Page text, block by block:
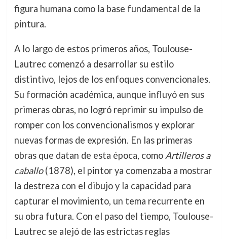
figura humana como la base fundamental de la
pintura.
A lo largo de estos primeros años, Toulouse-
Lautrec comenzó a desarrollar su estilo
distintivo, lejos de los enfoques convencionales.
Su formación académica, aunque influyó en sus
primeras obras, no logró reprimir su impulso de
romper con los convencionalismos y explorar
nuevas formas de expresión. En las primeras
obras que datan de esta época, como Artilleros a
caballo(1878), el pintor ya comenzaba a mostrar
la destreza con el dibujo y la capacidad para
capturar el movimiento, un tema recurrente en
su obra futura. Con el paso del tiempo, Toulouse-
Lautrec se alejó de las estrictas reglas